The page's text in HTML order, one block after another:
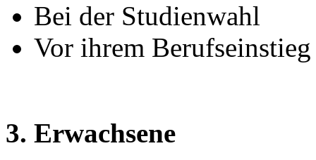
Bei der Studienwahl
Vor ihrem Berufseinstieg
3. Erwachsene